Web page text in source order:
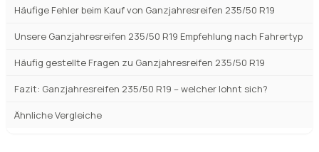
Häufige Fehler beim Kauf von Ganzjahresreifen 235/50 R19
Unsere Ganzjahresreifen 235/50 R19 Empfehlung nach Fahrertyp
Häufig gestellte Fragen zu Ganzjahresreifen 235/50 R19
Fazit: Ganzjahresreifen 235/50 R19 – welcher lohnt sich?
Ähnliche Vergleiche